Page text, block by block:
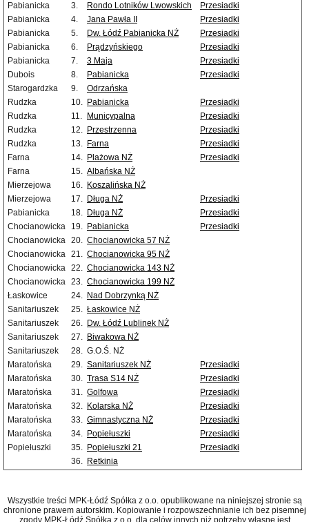
Pabianicka
3. Rondo Lotników Lwowskich
Przesiadki
Pabianicka
4. Jana Pawła II
Przesiadki
Pabianicka
5. Dw. Łódź Pabianicka NŻ
Przesiadki
Pabianicka
6. Prądzyńskiego
Przesiadki
Pabianicka
7. 3 Maja
Przesiadki
Dubois
8. Pabianicka
Przesiadki
Starogardzka
9.
Odrzańska
Rudzka
10. Pabianicka
Przesiadki
Rudzka
11. Municypalna
Przesiadki
Rudzka
12. Przestrzenna
Przesiadki
Rudzka
13. Farna
Przesiadki
Farna
14. Plażowa NŻ
Przesiadki
Farna
15. Albańska NŻ
Mierzejowa
16. Koszalińska NŻ
Mierzejowa
17. Długa NŻ
Przesiadki
Pabianicka
18. Długa NŻ
Przesiadki
Chocianowicka
19. Pabianicka
Przesiadki
Chocianowicka 20. Chocianowicka 57 NŻ
Chocianowicka 21. Chocianowicka 95 NŻ
Chocianowicka 22. Chocianowicka 143 NŻ
Chocianowicka 23. Chocianowicka 199 NŻ
Łaskowice
24. Nad Dobrzynką NŻ
Sanitariuszek
25. Łaskowice NŻ
Sanitariuszek
26. Dw. Łódź Lublinek NŻ
Sanitariuszek
27. Biwakowa NŻ
Sanitariuszek
28. G.O.Ś. NŻ
Maratońska
29. Sanitariuszek NŻ
Przesiadki
Maratońska
30. Trasa S14 NŻ
Przesiadki
Maratońska
31. Golfowa
Przesiadki
Maratońska
32. Kolarska NŻ
Przesiadki
Maratońska
33. Gimnastyczna NŻ
Przesiadki
Maratońska
34. Popiełuszki
Przesiadki
Popiełuszki
35. Popiełuszki 21
Przesiadki
36. Retkinia
Wszystkie treści MPK-Łódź Spółka z o.o. opublikowane na niniejszej stronie są
chronione prawem autorskim. Kopiowanie i rozpowszechnianie ich bez pisemnej
zgody MPK-Łódź Spółka z o.o. dla celów innych niż potrzeby własne jest